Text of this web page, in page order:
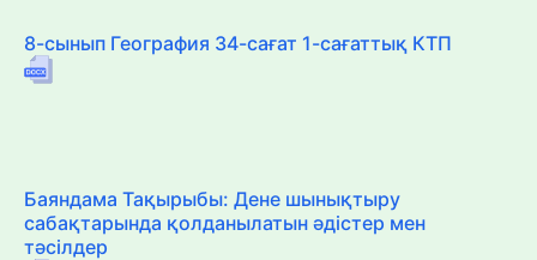
8-сынып География 34-сағат 1-сағаттық КТП
Баяндама Тақырыбы: Дене шынықтыру
сабақтарында қолданылатын әдістер мен
тәсілдер